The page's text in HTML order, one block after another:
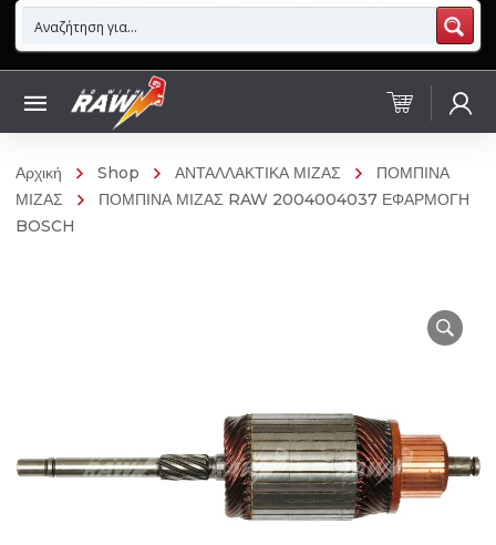
Αρχική Shop ΑΝΤΑΛΛΑΚΤΙΚΑ ΜΙΖΑΣ
ΠΟΜΠΙΝΑ
ΜΙΖΑΣ
ΠΟΜΠΙΝΑ ΜΙΖΑΣ RAW 2004004037 ΕΦΑΡΜΟΓΗ
BOSCH